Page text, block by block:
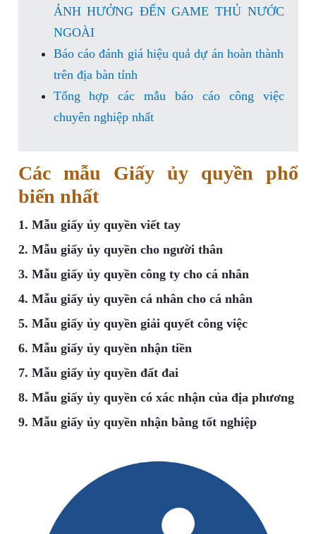
ẢNH HƯỞNG ĐẾN GAME THỦ NƯỚC
NGOÀI
Báo cáo đánh giá hiệu quả dự án hoàn thành
trên địa bàn tỉnh
Tổng hợp các mẫu báo cáo công việc
chuyên nghiệp nhất
Các mẫu Giấy ủy quyền phổ
biến nhất
1. Mẫu giấy ủy quyền viết tay
2. Mẫu giấy ủy quyền cho người thân
3. Mẫu giấy ủy quyền công ty cho cá nhân
4. Mẫu giấy ủy quyền cá nhân cho cá nhân
5. Mẫu giấy ủy quyền giải quyết công việc
6. Mẫu giấy ủy quyền nhận tiền
7. Mẫu giấy ủy quyền đất đai
8. Mẫu giấy ủy quyền có xác nhận của địa phương
9. Mẫu giấy ủy quyền nhận bằng tốt nghiệp